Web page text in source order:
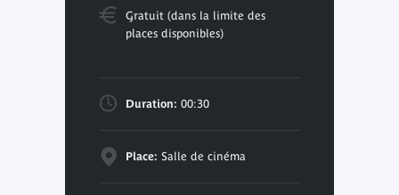
Gratuit (dans la limite des
places disponibles)
Duration: 00:30
Place: Salle de cinéma